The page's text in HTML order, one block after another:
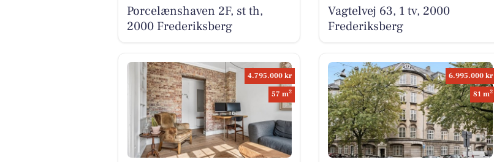
Porcelænshaven 2F, st th,
2000 Frederiksberg
Vagtelvej 63, 1 tv, 2000
Frederiksberg
4.795.000 kr
57 m2
6.995.000 kr
81 m2